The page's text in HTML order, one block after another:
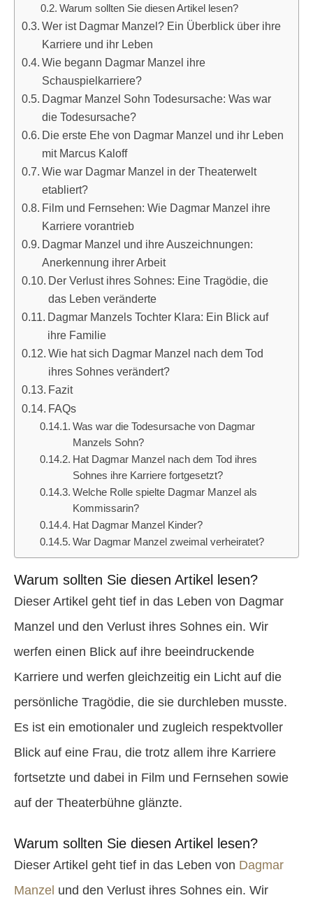
Warum sollten Sie diesen Artikel lesen?
Wer ist Dagmar Manzel? Ein Überblick über ihre
Karriere und ihr Leben
Wie begann Dagmar Manzel ihre
Schauspielkarriere?
Dagmar Manzel Sohn Todesursache: Was war
die Todesursache?
Die erste Ehe von Dagmar Manzel und ihr Leben
mit Marcus Kaloff
Wie war Dagmar Manzel in der Theaterwelt
etabliert?
Film und Fernsehen: Wie Dagmar Manzel ihre
Karriere vorantrieb
Dagmar Manzel und ihre Auszeichnungen:
Anerkennung ihrer Arbeit
Der Verlust ihres Sohnes: Eine Tragödie, die
das Leben veränderte
Dagmar Manzels Tochter Klara: Ein Blick auf
ihre Familie
Wie hat sich Dagmar Manzel nach dem Tod
ihres Sohnes verändert?
Fazit
FAQs
Was war die Todesursache von Dagmar
Manzels Sohn?
Hat Dagmar Manzel nach dem Tod ihres
Sohnes ihre Karriere fortgesetzt?
Welche Rolle spielte Dagmar Manzel als
Kommissarin?
Hat Dagmar Manzel Kinder?
War Dagmar Manzel zweimal verheiratet?
Warum sollten Sie diesen Artikel lesen?
Dieser Artikel geht tief in das Leben von Dagmar
Manzel und den Verlust ihres Sohnes ein. Wir
werfen einen Blick auf ihre beeindruckende
Karriere und werfen gleichzeitig ein Licht auf die
persönliche Tragödie, die sie durchleben musste.
Es ist ein emotionaler und zugleich respektvoller
Blick auf eine Frau, die trotz allem ihre Karriere
fortsetzte und dabei in Film und Fernsehen sowie
auf der Theaterbühne glänzte.
Warum sollten Sie diesen Artikel lesen?
Dieser Artikel geht tief in das Leben von Dagmar
Manzel und den Verlust ihres Sohnes ein. Wir